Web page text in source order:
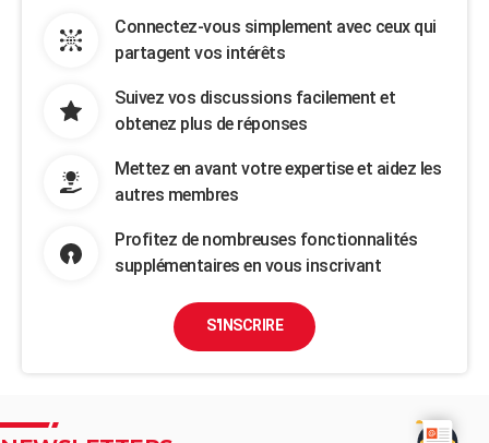
Connectez-vous simplement avec ceux qui
partagent vos intérêts
Suivez vos discussions facilement et
obtenez plus de réponses
Mettez en avant votre expertise et aidez les
autres membres
Profitez de nombreuses fonctionnalités
supplémentaires en vous inscrivant
S'INSCRIRE